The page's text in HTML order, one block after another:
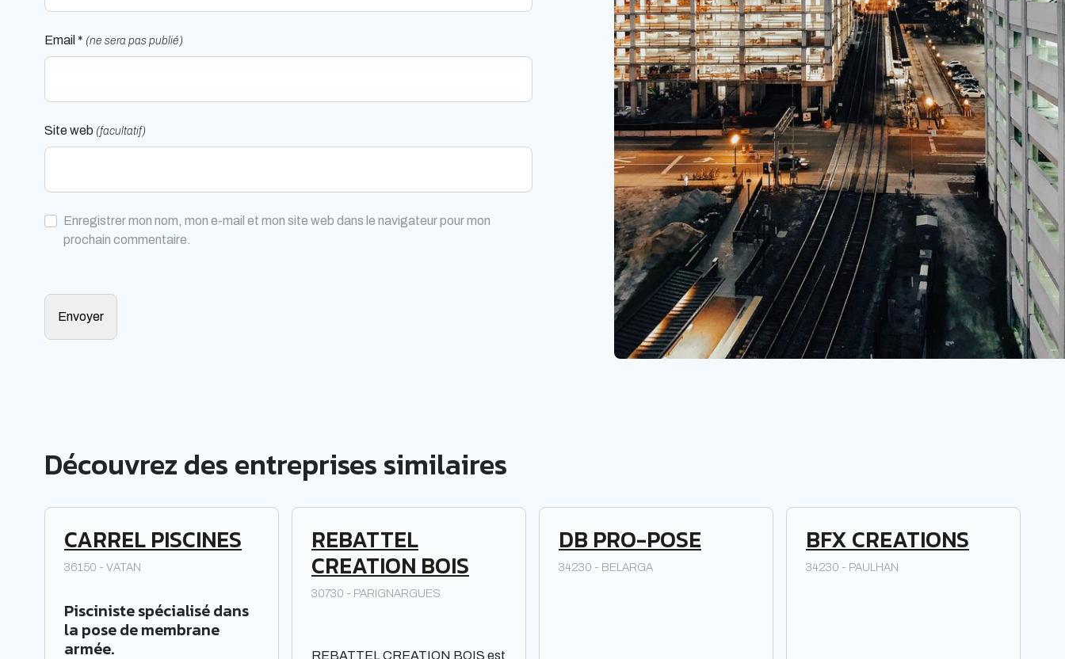
Email * (ne sera pas publié)
Site web (facultatif)
Enregistrer mon nom, mon e-mail et mon site web dans le navigateur pour mon
prochain commentaire.
Découvrez des entreprises similaires
CARREL PISCINES
36150 - VATAN
Pisciniste spécialisé dans
la pose de membrane
armée.
REBATTEL
CREATION BOIS
30730 - PARIGNARGUES
REBATTEL CREATION BOIS est
DB PRO-POSE
34230 - BELARGA
BFX CREATIONS
34230 - PAULHAN